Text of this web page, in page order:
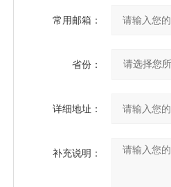
常用邮箱：
省份：
详细地址：
补充说明：